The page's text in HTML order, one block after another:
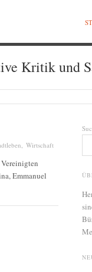
Kritik und
Wirtschaft
Emmanuel